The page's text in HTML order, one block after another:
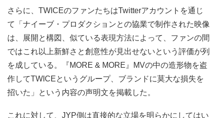
さらに、TWICEのファンたちはTwitterアカウントを通じ
て「ナイーブ・プロダクションとの協業で制作された映像
は、展開と構図、似ている表現方法によって、ファンの間
ではこれ以上新鮮さと創意性が見出せないという評価が列
を成している。『MORE & MORE』MVの中の造形物を盗
作してTWICEというグループ、ブランドに莫大な損失を
招いた」という内容の声明文を掲載した。
これに対して、JYP側は直接的な立場を明らかにしてはい